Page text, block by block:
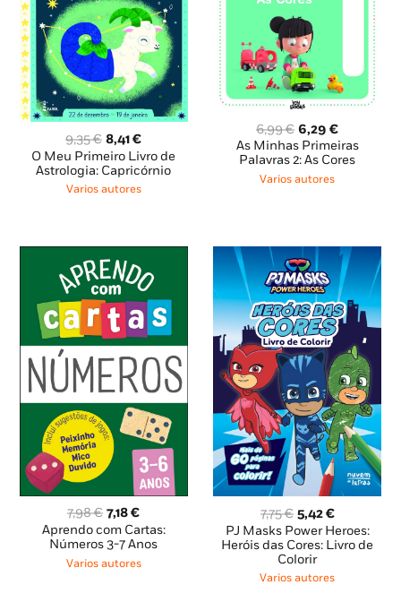
9,35€ O
preço
original
era:
8,41€O
preço
atual
é:
O Meu Primeiro Livro de
Astrologia: Capricórnio
Varios autores
6,99€ O
preço
original
era:
6,29€O
preço
atual
As Minhas Primeiras
Palavras 2: As Cores
Varios autores
7,98€ O
preço
original
era:
7,18€O
preço
atual
é:
Aprendo com Cartas:
Números 3-7 Anos
Varios autores
7,75€ O
preço
original
era:
7,75 €.
5,42€O
preço
atual
5,42 €.
PJ Masks Power Heroes:
Heróis das Cores: Livro de
Colorir
Varios autores